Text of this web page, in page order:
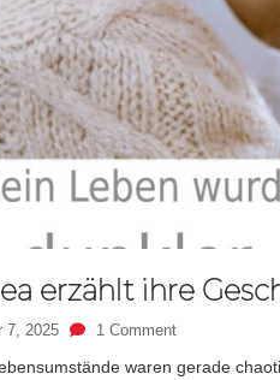
erzählt ihre
7, 2025 1 Comment
waren gerade